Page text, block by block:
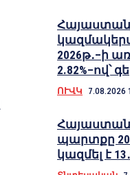
2026թ․–ի
2.82%–ով՝
ՈՒՎԿ 7.08.2026
պարտքը
կազմել է